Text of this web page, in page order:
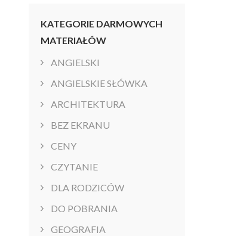
KATEGORIE DARMOWYCH
MATERIAŁÓW
ANGIELSKI
ANGIELSKIE SŁÓWKA
ARCHITEKTURA
BEZ EKRANU
CENY
CZYTANIE
DLA RODZICÓW
DO POBRANIA
GEOGRAFIA